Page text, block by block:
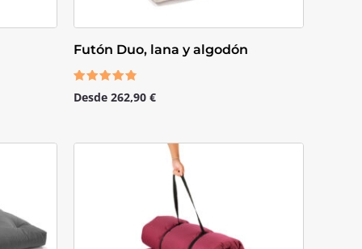
Futón Duo, lana y algodón
Valorado
con
Desde 262,90 €
El
precio
actual
es:
149,90 €.